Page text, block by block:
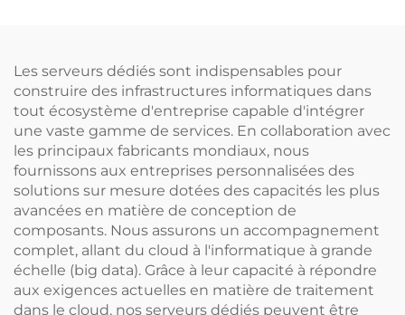
profond, serveurs Xeon
Les serveurs dédiés sont indispensables pour
construire des infrastructures informatiques dans
tout écosystème d'entreprise capable d'intégrer
une vaste gamme de services. En collaboration avec
les principaux fabricants mondiaux, nous
fournissons aux entreprises personnalisées des
solutions sur mesure dotées des capacités les plus
avancées en matière de conception de
composants. Nous assurons un accompagnement
complet, allant du cloud à l'informatique à grande
échelle (big data). Grâce à leur capacité à répondre
aux exigences actuelles en matière de traitement
dans le cloud, nos serveurs dédiés peuvent être